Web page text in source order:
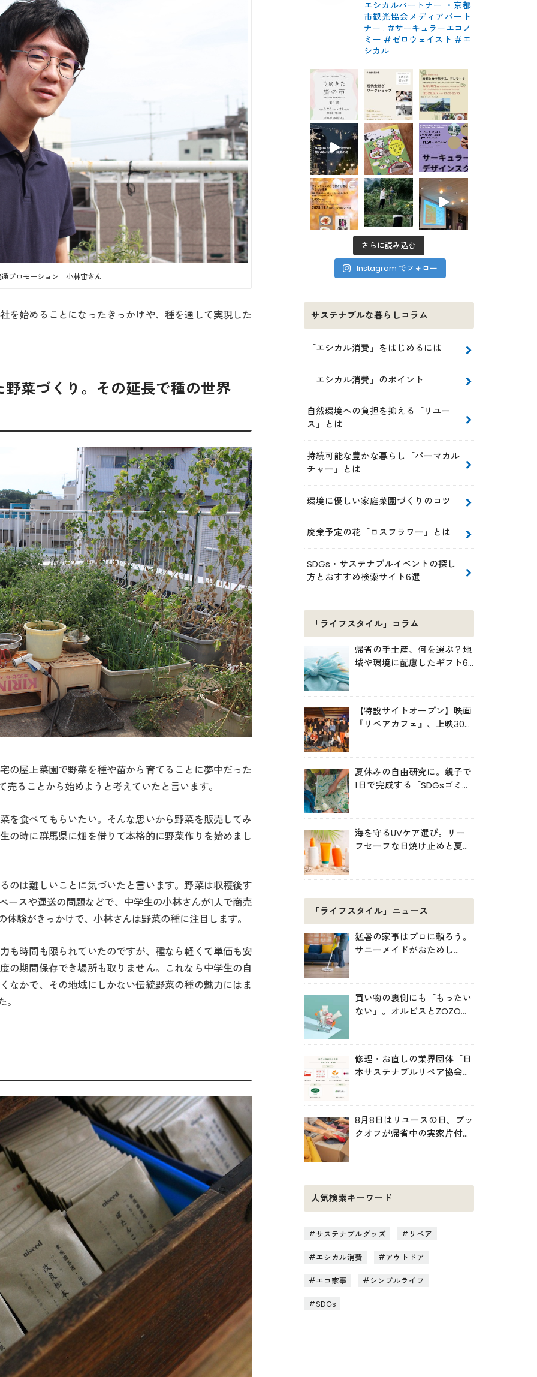
通プロモーション 小林宙さん
を始めることになったきっかけや、種を通して実現した
菜づくり。その延長で種の世界
の屋上菜園で野菜を種や苗から育てることに夢中だった
ることから始めようと考えていたと言います。
を食べてもらいたい。そんな思いから野菜を販売してみ
の時に群馬県に畑を借りて本格的に野菜作りを始めまし
のは難しいことに気づいたと言います。野菜は収穫後す
ースや運送の問題などで、中学生の小林さんが1人で商売
験がきっかけで、小林さんは野菜の種に注目します。
も時間も限られていたのですが、種なら軽くて単価も安
の期間保存でき場所も取りません。これなら中学生の自
なかで、その地域にしかない伝統野菜の種の魅力にはま
エシカルパートナー ・京都
市観光協会メディアパート
ナー . #サーキュラーエコノ
ミー #ゼロウェイスト #エ
シカル
さらに読み込む
Instagram でフォロー
サステナブルな暮らしコラム
「エシカル消費」をはじめるには
「エシカル消費」のポイント
自然環境への負担を抑える「リユー
ス」とは
持続可能な豊かな暮らし「パーマカル
チャー」とは
環境に優しい家庭菜園づくりのコツ
廃棄予定の花「ロスフラワー」とは
SDGs・サステナブルイベントの探し
方とおすすめ検索サイト6選
「ライフスタイル」コラム
帰省の手土産、何を選ぶ？地
域や環境に配慮したギフト6
【特設サイトオープン】映画
『リペアカフェ』、上映300
夏休みの自由研究に。親子で
1日で完成する「SDGsゴミ・
海を守るUVケア選び。リー
フセーフな日焼け止めと夏の
「ライフスタイル」ニュース
猛暑の家事はプロに頼ろう。
サニーメイドがおためし
買い物の裏側にも「もったい
ない」。オルビスとZOZOが
修理・お直しの業界団体「日
本サステナブルリペア協会
8月8日はリユースの日。ブッ
クオフが帰省中の実家片付け
人気検索キーワード
サステナブルグッズ リペア
エシカル消費 アウトドア
エコ家事 シンプルライフ
SDGs